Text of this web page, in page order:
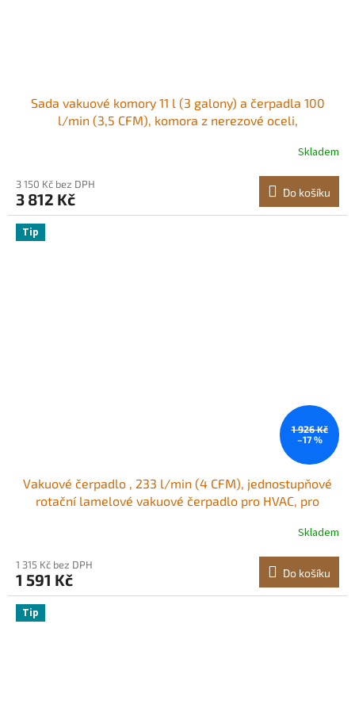
Sada vakuové komory 11 l (3 galony) a čerpadla 100
l/min (3,5 CFM), komora z nerezové oceli,
čerpadlem, s akrylovým víkem, olej, hadice 1,5 m (4,92
stopy), pro odplyňování pryskyřičných silikonových
Skladem
3 150 Kč bez DPH
3 812 Kč Do košíku
Tip
1 926 Kč
–17 %
Vakuové čerpadlo , 233 l/min (4 CFM), jednostupňové
rotační lamelové vakuové čerpadlo pro HVAC, pro
pro autoklimatizaci s olejovou lahví, pro údržbuSkladem
1 315 Kč bez DPH
1 591 Kč Do košíku
Tip